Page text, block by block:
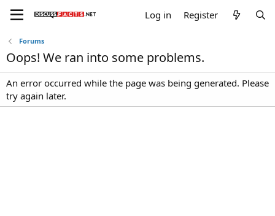
Log in Register
Forums
Oops! We ran into some problems.
An error occurred while the page was being generated. Please
try again later.